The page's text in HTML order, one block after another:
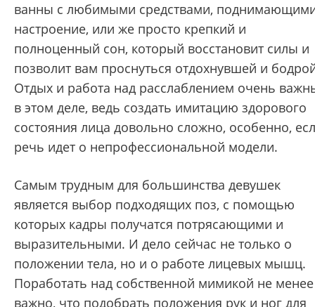
ванны с любимыми средствами,
настроение, или же просто крепкий и
полноценный сон, который восстановит силы и
позволит вам проснуться отдохнувшей и
Отдых и работа над расслаблением очень
в этом деле, ведь создать имитацию здорового
состояния лица довольно сложно, особенно,
речь идет о непрофессиональной модели.
Самым трудным для большинства девушек
является выбор подходящих поз, с помощью
которых кадры получатся потрясающими и
выразительными. И дело сейчас не только о
положении тела, но и о работе лицевых мышц.
Поработать над собственной мимикой не менее
важно, что подобрать положения рук и ног для